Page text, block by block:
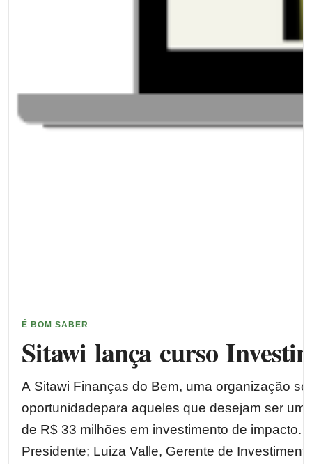
É BOM SABER
Sitawi lança curso
A Sitawi Finanças do Bem, uma organização
oportunidadepara aqueles que desejam ser
de R$ 33 milhões em investimento de impacto.
Presidente; Luiza Valle, Gerente de